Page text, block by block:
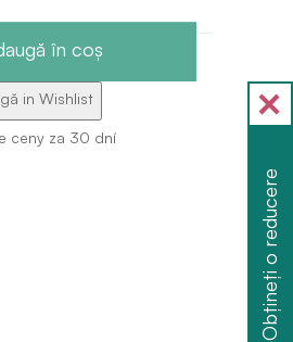
în coş
in Wishlist
ceny za 30 dní
Obțineți o reducere